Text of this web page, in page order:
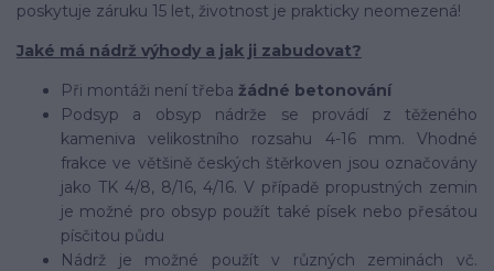
poskytuje záruku 15 let, životnost je prakticky neomezená!
Jaké má nádrž výhody a jak ji zabudovat?
Při montáži není třeba žádné betonování
Podsyp a obsyp nádrže se provádí z těženého
kameniva velikostního rozsahu 4-16 mm. Vhodné
frakce ve většině českých štěrkoven jsou označovány
jako TK 4/8, 8/16, 4/16. V případě propustných zemin
je možné pro obsyp použít také písek nebo přesátou
písčitou půdu
Nádrž je možné použít v různých zeminách vč.